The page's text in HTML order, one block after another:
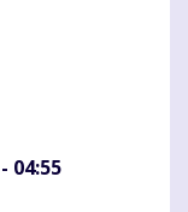
04:55